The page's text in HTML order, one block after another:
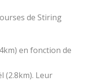
de Stiring
en fonction de
(2.8km). Leur